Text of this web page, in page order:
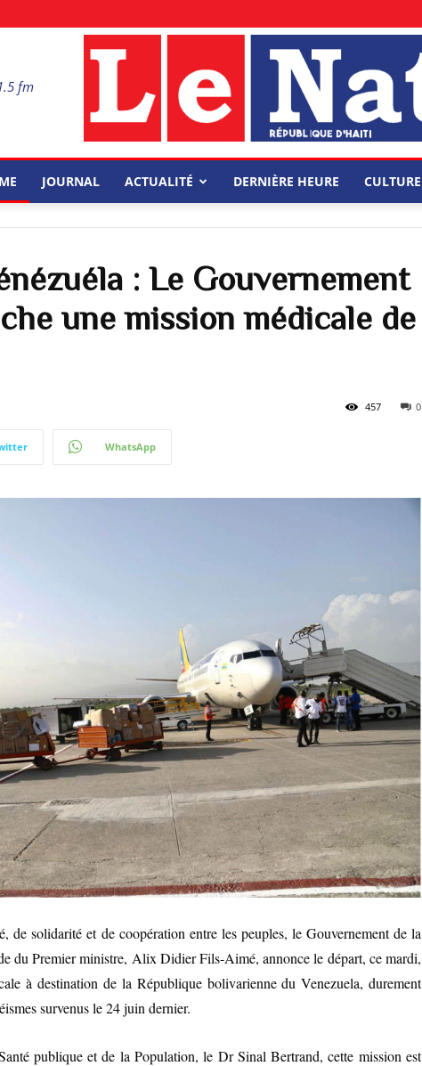
fm
JOURNAL ACTUALITÉ DERNIÈRE HEURE CULTURE
: Le Gouvernement
une mission médicale de
0
457
WhatsApp
de solidarité et de coopération entre les peuples, le Gouvernement de la
du Premier ministre, Alix Didier Fils-Aimé, annonce le départ, ce mardi,
à destination de la République bolivarienne du Venezuela, durement
survenus le 24 juin dernier.
publique et de la Population, le Dr Sinal Bertrand, cette mission est